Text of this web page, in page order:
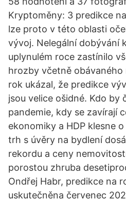
Kryptoměny: 3 predikce
lze proto v této oblasti
vývoj. Nelegální dobývání
uplynulém roce zastínilo
hrozby včetně
rok ukázal, že predikce
jsou velice ošidné. Kdo by
pandemie, kdy se zavírají
ekonomiky a HDP klesne
trh s úvěry na bydlení
rekordu a ceny
porostou zhruba
Ondřej Habr, predikce na
uskutečněna červenec